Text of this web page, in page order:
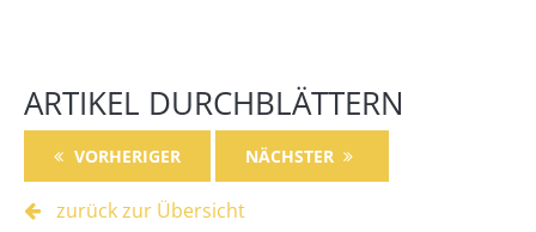
ARTIKEL DURCHBLÄTTERN
VORHERIGER NÄCHSTER
zurück zur Übersicht